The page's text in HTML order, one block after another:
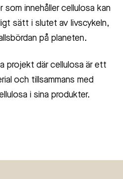
som innehåller cellulosa kan
sätt i slutet av livscykeln,
på planeten.
projekt där cellulosa är ett
och tillsammans med
i sina produkter.